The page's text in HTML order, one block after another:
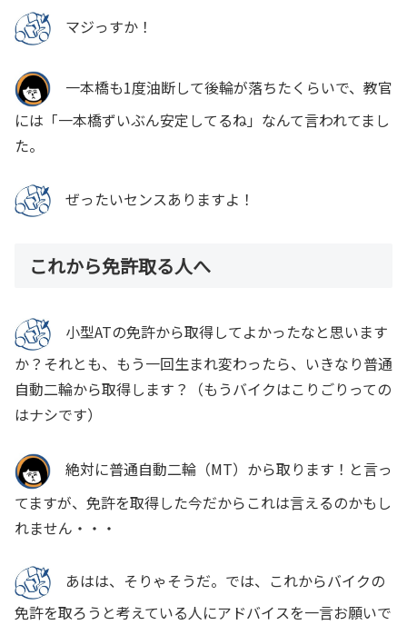
マジっすか！
一本橋も1度油断して後輪が落ちたくらいで、教官
には「一本橋ずいぶん安定してるね」なんて言われてまし
た。
ぜったいセンスありますよ！
これから免許取る人へ
小型ATの免許から取得してよかったなと思います
か？それとも、もう一回生まれ変わったら、いきなり普通
自動二輪から取得します？（もうバイクはこりごりっての
はナシです）
絶対に普通自動二輪（MT）から取ります！と言っ
てますが、免許を取得した今だからこれは言えるのかもし
れません・・・
あはは、そりゃそうだ。では、これからバイクの
免許を取ろうと考えている人にアドバイスを一言お願いで